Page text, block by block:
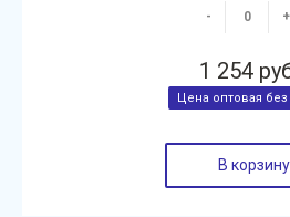
- +
1 254
В корзину